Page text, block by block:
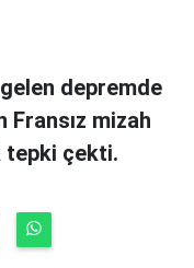
depremde
mizah
tepki çekti.